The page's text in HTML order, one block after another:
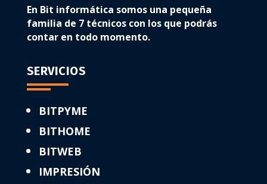
En Bit informática somos una pequeña
familia de 7 técnicos con los que podrás
contar en todo momento.
SERVICIOS
BITPYME
BITHOME
BITWEB
IMPRESIÓN